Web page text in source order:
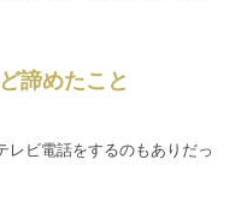
諦めたこと
ビ電話をするのもありだっ